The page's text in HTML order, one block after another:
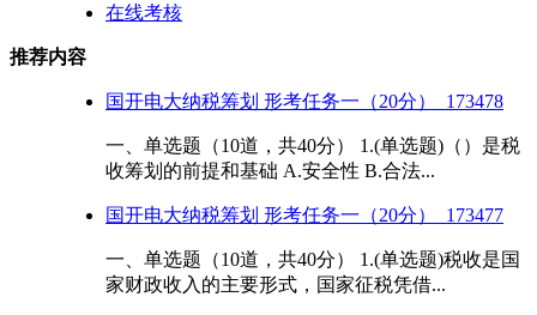
在线考核
推荐内容
国开电大纳税筹划 形考任务一（20分）_173478
一、单选题（10道，共40分） 1.(单选题)（）是税
收筹划的前提和基础 A.安全性 B.合法...
国开电大纳税筹划 形考任务一（20分）_173477
一、单选题（10道，共40分） 1.(单选题)税收是国
家财政收入的主要形式，国家征税凭借...